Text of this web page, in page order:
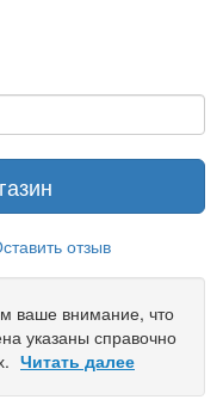
отзыв
ваше внимание, что
указаны справочно
Читать далее